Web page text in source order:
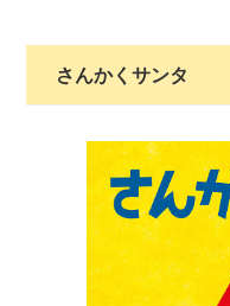
さんかくサンタ